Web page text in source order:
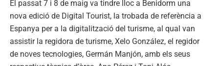
El passat 7 i 8 de maig va tindre lloc a Benidorm una
nova edició de Digital Tourist, la trobada de referència a
Espanya per a la digitalització del turisme, al qual van
assistir la regidora de turisme, Xelo González, el regidor
de noves tecnologies, Germán Manjón, amb els seus